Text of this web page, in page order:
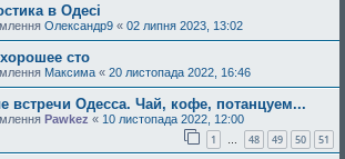
в Одесі
Олександр9 « 02 липня 2023, 13:02
сто
Максима « 20 листопада 2022, 16:46
встречи Одесса. Чай, кофе, потанцуем...
Pawkez « 10 листопада 2022, 12:00
1 … 48 49 50 51